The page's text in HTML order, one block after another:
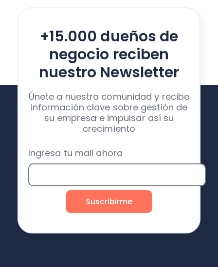
+15.000 dueños de
negocio reciben
nuestro Newsletter
Únete a nuestra comunidad y recibe
información clave sobre gestión de
su empresa e impulsar así su
crecimiento
Ingresa tu mail ahora